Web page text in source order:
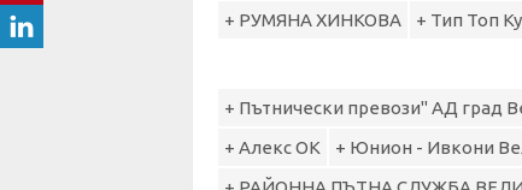
+ РУМЯНА ХИНКОВА
+ Тип Топ
+ Пътнически превози" АД град
+ Алекс ОК
+ Юнион - Ивкони